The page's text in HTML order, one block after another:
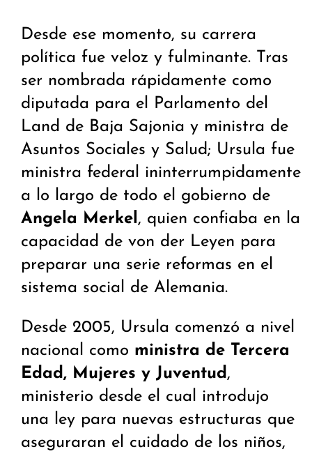
Desde ese momento, su carrera
política fue veloz y fulminante. Tras
ser nombrada rápidamente como
diputada para el Parlamento del
Land de Baja Sajonia y ministra de
Asuntos Sociales y Salud; Ursula fue
ministra federal ininterrumpidamente
a lo largo de todo el gobierno de
Angela Merkel, quien confiaba en la
capacidad de von der Leyen para
preparar una serie reformas en el
sistema social de Alemania.
Desde 2005, Ursula comenzó a nivel
nacional como ministra de Tercera
Edad, Mujeres y Juventud,
ministerio desde el cual introdujo
una ley para nuevas estructuras que
aseguraran el cuidado de los niños,